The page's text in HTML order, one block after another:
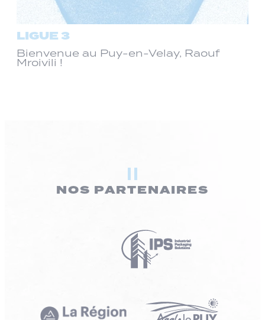
LIGUE 3
Bienvenue au Puy-en-Velay, Raouf
Mroivili !
NOS PARTENAIRES